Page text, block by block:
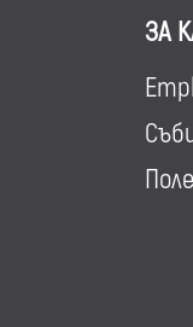
ЗА